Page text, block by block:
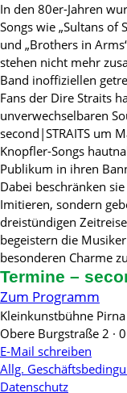
In den 80er-Jahren
Songs wie „Sultans of
und „Brothers in
stehen nicht mehr
Band inoffiziellen
Fans der Dire Straits
unverwechselbaren
second|STRAITS um
Knopfler-Songs
Publikum in ihren
Dabei beschränken
Imitieren, sondern
dreistündigen
begeistern die
besonderen Charme
Termine –
Zum Programm
Kleinkunstbühne
Obere Burgstraße 2 ·
E-Mail schreiben
Allg.
Datenschutz